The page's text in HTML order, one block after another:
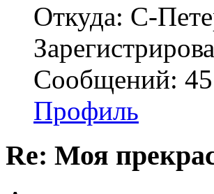
Откуда: С-
Сообщений:
Профиль
Re: Моя